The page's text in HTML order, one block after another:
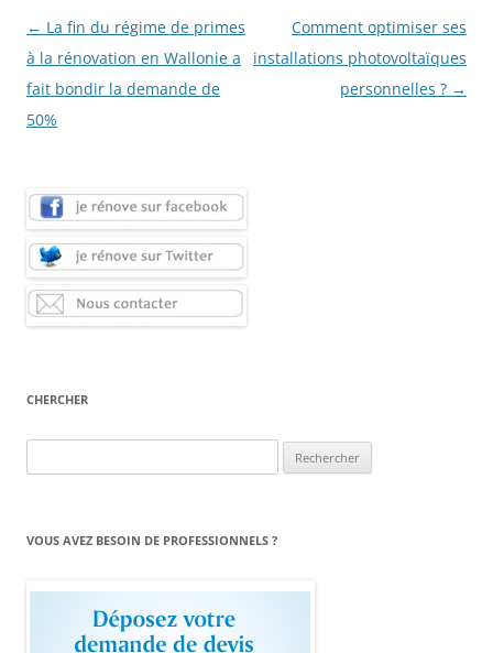
Navigation
des
articles
← La fin du régime de primes
à la rénovation en Wallonie a
fait bondir la demande de
50%
Comment optimiser ses
installations photovoltaïques
personnelles ? →
CHERCHER
VOUS AVEZ BESOIN DE PROFESSIONNELS ?